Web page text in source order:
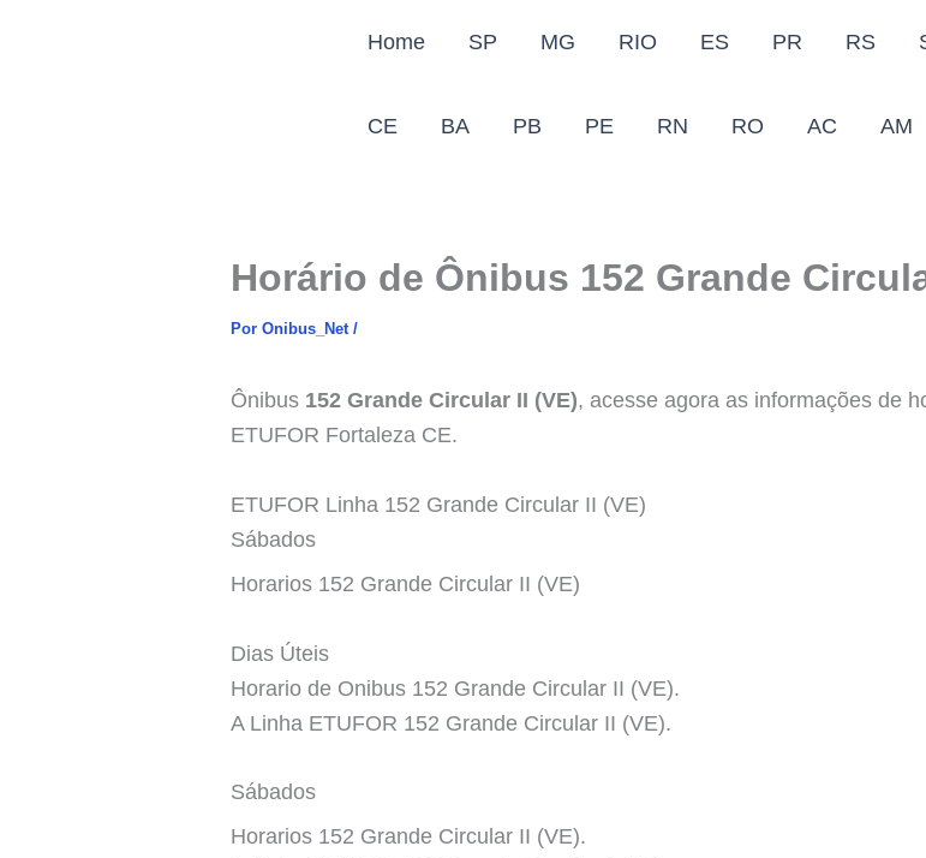
Home SP MG RIO ES PR RS
CE BA PB PE RN RO AC AM
Horário de Ônibus 152 Grande
Por Onibus_Net /
Ônibus 152 Grande Circular II (VE), acesse agora as informações de
ETUFOR Fortaleza CE.
ETUFOR Linha 152 Grande Circular II (VE)
Sábados
Horarios 152 Grande Circular II (VE)
Dias Úteis
Horario de Onibus 152 Grande Circular II (VE).
A Linha ETUFOR 152 Grande Circular II (VE).
Sábados
Horarios 152 Grande Circular II (VE).